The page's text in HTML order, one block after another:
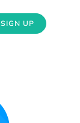
SIGN UP